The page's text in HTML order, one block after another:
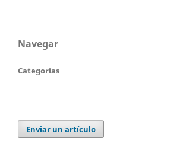
Navegar
Categorías
Enviar un artículo